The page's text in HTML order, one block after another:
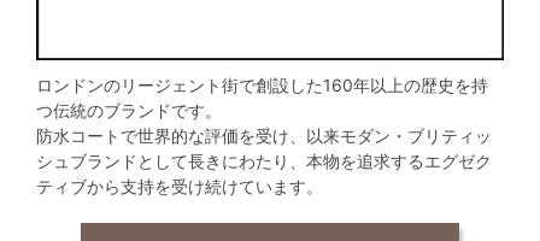
ロンドンのリージェント街で創設した160年以上の歴史を持
つ伝統のブランドです。
防水コートで世界的な評価を受け、以来モダン・ブリティッ
シュブランドとして長きにわたり、本物を追求するエグゼク
ティブから支持を受け続けています。